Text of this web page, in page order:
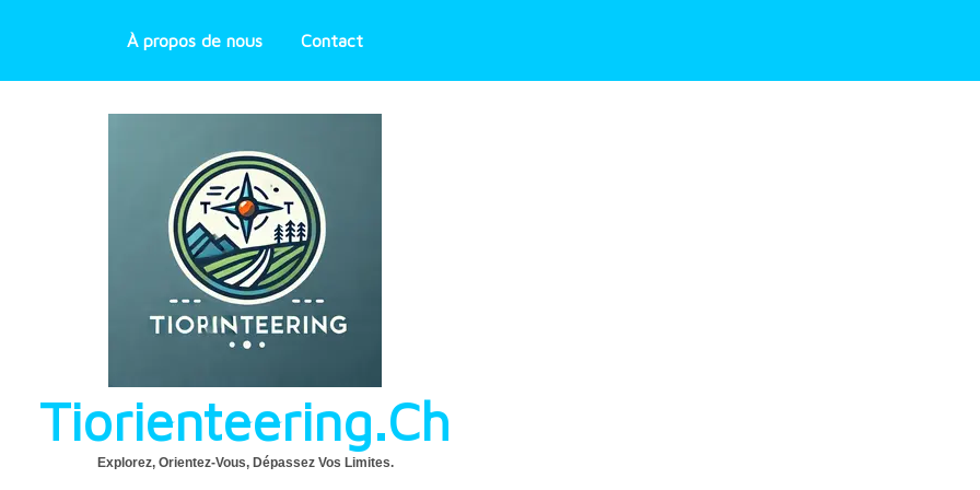
À propos de nous Contact
Tiorienteering.ch
Explorez, Orientez-Vous, Dépassez Vos Limites.